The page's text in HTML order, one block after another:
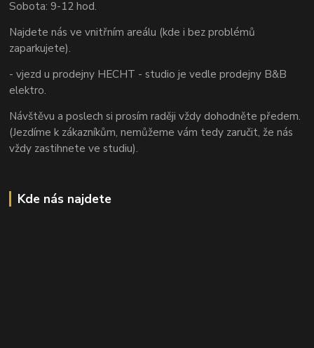
Sobota: 9-12 hod.
Najdete nás ve vnitřním areálu (kde i bez problémů
zaparkujete).
- vjezd u prodejny HECHT - studio je vedle prodejny B&B
elektro.
Návštěvu a poslech si prosím raději vždy dohodněte předem.
(Jezdíme k zákazníkům, nemůžeme vám tedy zaručit, že nás
vždy zastihnete ve studiu).
Kde nás najdete